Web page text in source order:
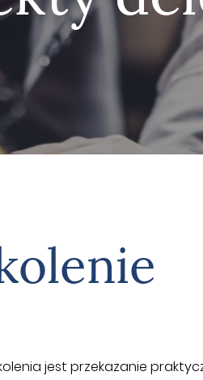
jest przekazanie